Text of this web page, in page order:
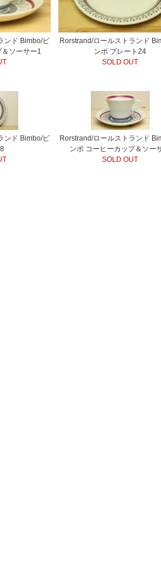
ンド Bimbo/ビ
ソーサー1
Rorstrand/ロールストランド
ンボ プレート24
SOLD OUT
ンド Bimbo/ビ
Rorstrand/ロールストランド
ンボ コーヒーカップ＆ソー
SOLD OUT